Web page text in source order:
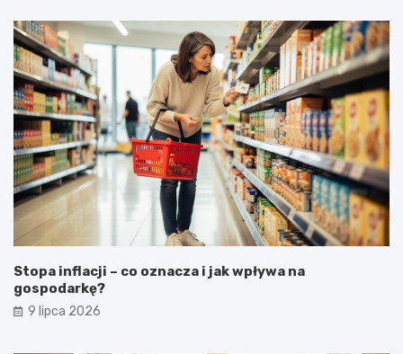
Stopa inflacji – co oznacza i jak wpływa na
gospodarkę?
9 lipca 2026